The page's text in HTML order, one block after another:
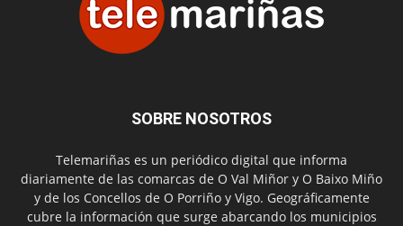
SOBRE NOSOTROS
Telemariñas es un periódico digital que informa
diariamente de las comarcas de O Val Miñor y O Baixo Miño
y de los Concellos de O Porriño y Vigo. Geográficamente
cubre la información que surge abarcando los municipios